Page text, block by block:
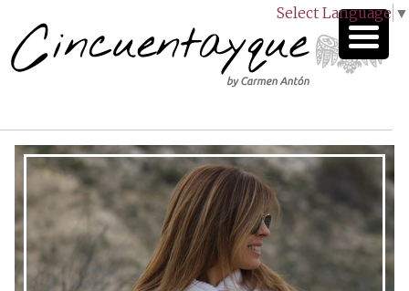
Select Language ▼